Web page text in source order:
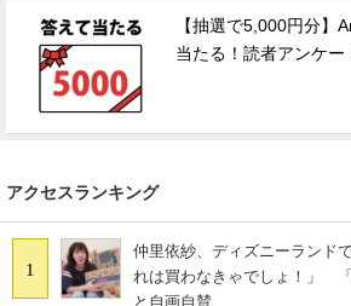
【抽選で5,000円分】
当たる！読者アンケー
アクセスランキング
1
仲里依紗、ディズニーランド
れは買わなきゃでしょ！」 「
と自画自賛